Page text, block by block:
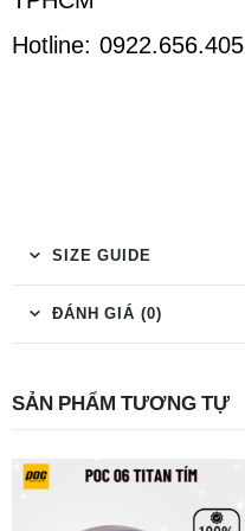
Hotline: 0922.656.405
SIZE GUIDE
ĐÁNH GIÁ (0)
SẢN PHẨM TƯƠNG TỰ